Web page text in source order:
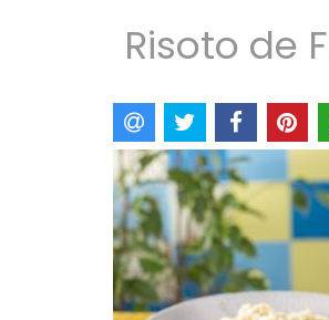
Risoto de